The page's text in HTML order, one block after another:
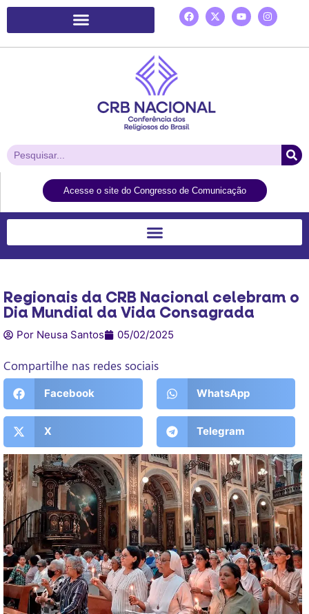
Acesse o site do Congresso de Comunicação
Regionais da CRB Nacional celebram o
Dia Mundial da Vida Consagrada
Por Neusa Santos 05/02/2025
Compartilhe nas redes sociais
Facebook WhatsApp
X Telegram